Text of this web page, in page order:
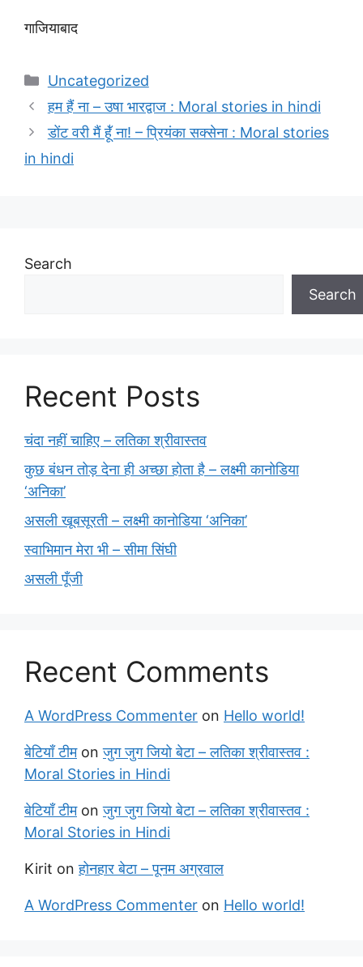
गाजियाबाद
Categories
Uncategorized
हम हैं ना – उषा भारद्वाज : Moral stories in hindi
डोंट वरी मैं हूॅ॑ ना! – प्रियंका सक्सेना : Moral stories
in hindi
Search
Search
Recent Posts
चंदा नहीं चाहिए – लतिका श्रीवास्तव
कुछ बंधन तोड़ देना ही अच्छा होता है – लक्ष्मी कानोडिया
‘अनिका’
असली खूबसूरती – लक्ष्मी कानोडिया ‘अनिका’
स्वाभिमान मेरा भी – सीमा सिंघी
असली पूँजी
Recent Comments
A WordPress Commenter on Hello world!
बेटियाँ टीमonजुग जुग जियो बेटा – लतिका श्रीवास्तव :
Moral Stories in Hindi
बेटियाँ टीमonजुग जुग जियो बेटा – लतिका श्रीवास्तव :
Moral Stories in Hindi
Kirit onहोनहार बेटा – पूनम अग्रवाल
A WordPress Commenter on Hello world!